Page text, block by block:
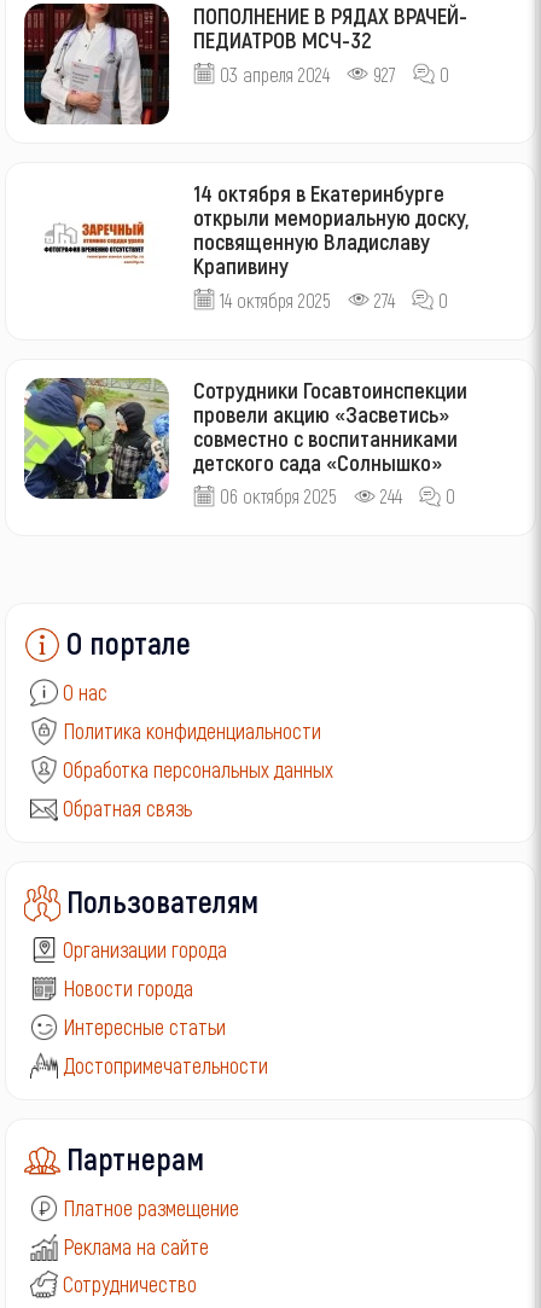
ПОПОЛНЕНИЕ В РЯДАХ ВРАЧЕЙ-
ПЕДИАТРОВ МСЧ-32
03 апреля 2024 927 0
14 октября в Екатеринбурге
открыли мемориальную доску,
посвященную Владиславу
Крапивину
14 октября 2025 274 0
Сотрудники Госавтоинспекции
провели акцию «Засветись»
совместно с воспитанниками
детского сада «Солнышко»
06 октября 2025 244 0
О портале
О нас
Политика конфиденциальности
Обработка персональных данных
Обратная связь
Пользователям
Организации города
Новости города
Интересные статьи
Достопримечательности
Партнерам
Платное размещение
Реклама на сайте
Сотрудничество